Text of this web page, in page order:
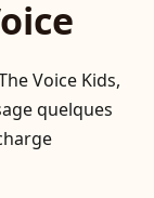
Voice Kids,
quelques